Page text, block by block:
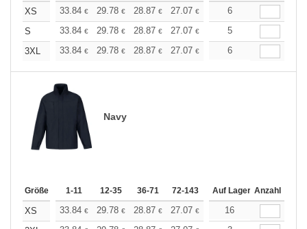
XS 33.84 € 29.78 € 28.87 € 27.07 € 25.72
6
S
33.84 € 29.78 € 28.87 € 27.07 € 25.72
5
3XL
33.84 € 29.78 € 28.87 € 27.07 € 25.72
6
Navy
Größe 1-11 12-35 36-71 72-143 144-287 288 +
Auf Lager Anzahl
XS 33.84 € 29.78 € 28.87 € 27.07 € 25.72€
16